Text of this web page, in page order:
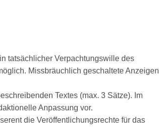
tatsächlicher Verpachtungswille des
Missbräuchlich geschaltete Anzeigen
Textes (max. 3 Sätze). Im
Anpassung vor.
die Veröffentlichungsrechte für das